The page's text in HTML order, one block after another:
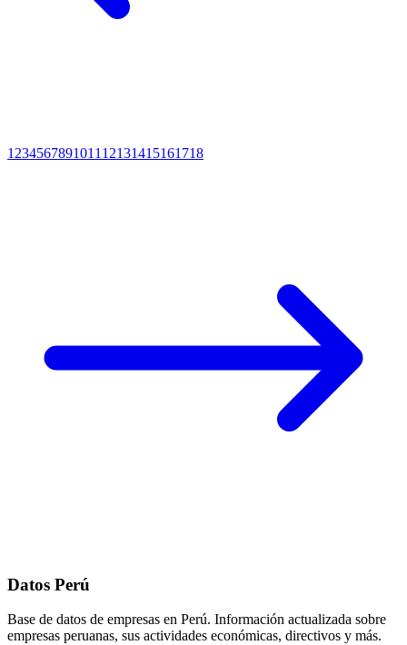
1 234567891011 12131415161718
Datos Perú
Base de datos de empresas en Perú. Información actualizada sobre
empresas peruanas, sus actividades económicas, directivos y más.